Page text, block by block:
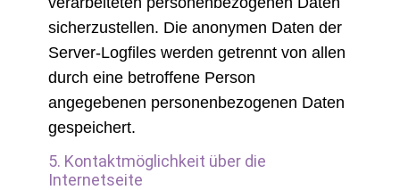
sicherzustellen. Die anonymen Daten der
Server-Logfiles werden getrennt von allen
durch eine betroffene Person
angegebenen personenbezogenen Daten
gespeichert.
5. Kontaktmöglichkeit über die
Internetseite